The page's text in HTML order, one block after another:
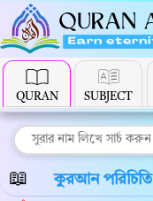
QURAN SUBJECT
📖 কুরআন পরিচিতি